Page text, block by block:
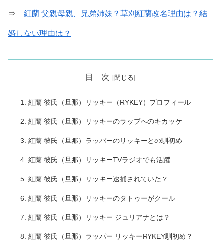
⇒ 紅蘭 父親母親、兄弟姉妹？草刈紅蘭改名理由は？結
婚しない理由は？
目 次
紅蘭 彼氏（旦那）リッキー（RYKEY）プロフィール
紅蘭 彼氏（旦那）リッキーのラップへのキカッケ
紅蘭 彼氏（旦那）ラッパーのリッキーとの馴初め
紅蘭 彼氏（旦那）リッキーTVラジオでも活躍
紅蘭 彼氏（旦那）リッキー逮捕されていた？
紅蘭 彼氏（旦那）リッキーのタトゥーがクール
紅蘭 彼氏（旦那）リッキー ジュリアナとは？
紅蘭 彼氏（旦那）ラッパー リッキーRYKEY馴初め？